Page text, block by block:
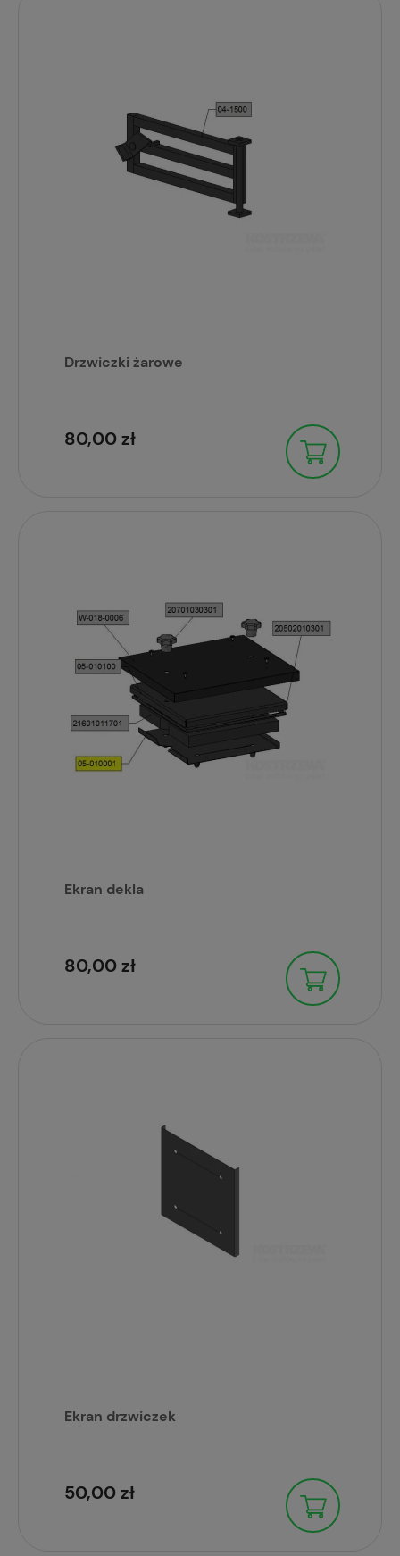
Drzwiczki żarowe
80,00 zł
Ekran dekla
80,00 zł
Ekran drzwiczek
50,00 zł